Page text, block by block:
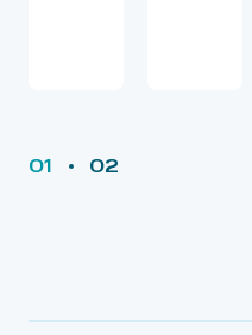
01 02